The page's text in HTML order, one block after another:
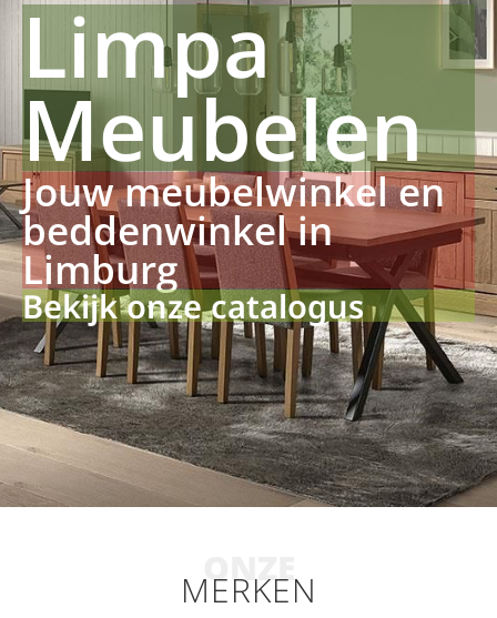
Limpa
Meubelen
Jouw meubelwinkel en
beddenwinkel in
Limburg
Bekijk onze catalogus
ONZE
MERKEN